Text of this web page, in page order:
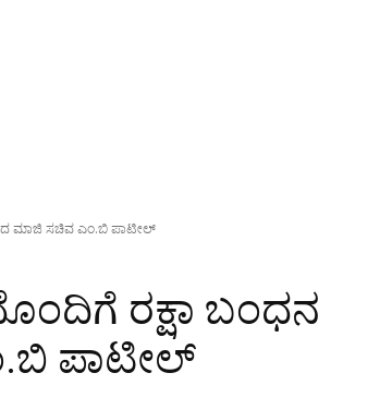
ಮಾಜಿ ಸಚಿವ ಎಂ.ಬಿ ಪಾಟೀಲ್
ರಕ್ಷಾ ಬಂಧನ
ಪಾಟೀಲ್